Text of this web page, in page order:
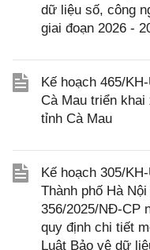
dữ liệu số, công
giai đoạn 2026 -
Kế hoạch 465/
Cà Mau triển
tỉnh Cà Mau
Kế hoạch 305/
Thành phố Hà
356/2025/NĐ-CP
quy định chi tiết
Luật Bảo vệ dữ